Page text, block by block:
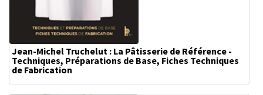
Jean-Michel Truchelut : La Pâtisserie de Référence -
Techniques, Préparations de Base, Fiches Techniques
de Fabrication